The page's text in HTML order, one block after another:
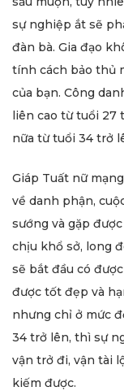
sự nghiệp ắt sẽ
đàn bà. Gia đạo
tính cách bảo thủ
của bạn. Công
liên cao từ tuổi 27
nữa từ tuổi 34 trở
Giáp Tuất nữ
về danh phận,
sướng và gặp
chịu khổ sở, long
sẽ bắt đầu có
được tốt đẹp và
nhưng chỉ ở mức
34 trở lên, thì sự
vận trở đi, vận tài
kiếm được.